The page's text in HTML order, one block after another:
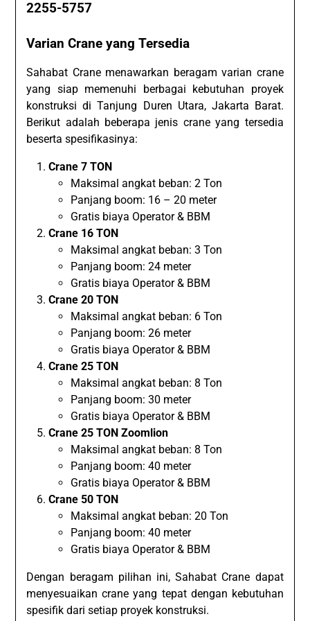
2255-5757
Varian Crane yang Tersedia
Sahabat Crane menawarkan beragam varian crane
yang siap memenuhi berbagai kebutuhan proyek
konstruksi di Tanjung Duren Utara, Jakarta Barat.
Berikut adalah beberapa jenis crane yang tersedia
beserta spesifikasinya:
Crane 7 TON
Maksimal angkat beban: 2 Ton
Panjang boom: 16 – 20 meter
Gratis biaya Operator & BBM
Crane 16 TON
Maksimal angkat beban: 3 Ton
Panjang boom: 24 meter
Gratis biaya Operator & BBM
Crane 20 TON
Maksimal angkat beban: 6 Ton
Panjang boom: 26 meter
Gratis biaya Operator & BBM
Crane 25 TON
Maksimal angkat beban: 8 Ton
Panjang boom: 30 meter
Gratis biaya Operator & BBM
Crane 25 TON Zoomlion
Maksimal angkat beban: 8 Ton
Panjang boom: 40 meter
Gratis biaya Operator & BBM
Crane 50 TON
Maksimal angkat beban: 20 Ton
Panjang boom: 40 meter
Gratis biaya Operator & BBM
Dengan beragam pilihan ini, Sahabat Crane dapat
menyesuaikan crane yang tepat dengan kebutuhan
spesifik dari setiap proyek konstruksi.